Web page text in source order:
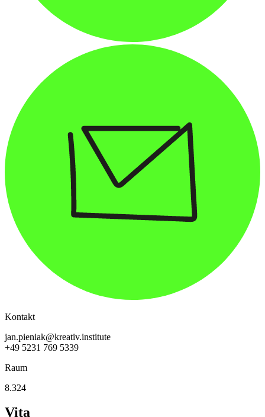
Kontakt
jan.pieniak@kreativ.institute
+49 5231 769 5339
Raum
8.324
Vita